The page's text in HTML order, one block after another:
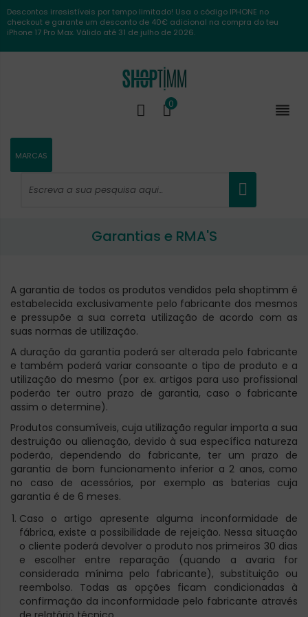
Descontos irresistíveis por tempo limitado! Usa o código IPHONE no
checkout e garante um desconto de 40€ adicional na compra do teu
iPhone 17 Pro Max. Válido até 31 de julho de 2026.

0
MARCAS
Garantias e RMA'S
A garantia de todos os produtos vendidos pela shoptimm é
estabelecida exclusivamente pelo fabricante dos mesmos
e pressupõe a sua correta utilização de acordo com as
suas normas de utilização.
A duração da garantia poderá ser alterada pelo fabricante
e também poderá variar consoante o tipo de produto e a
utilização do mesmo (por ex. artigos para uso profissional
poderão ter outro prazo de garantia, caso o fabricante
assim o determine).
Produtos consumíveis, cuja utilização regular importa a sua
destruição ou alienação, devido à sua específica natureza
poderão, dependendo do fabricante, ter um prazo de
garantia de bom funcionamento inferior a 2 anos, como
no caso de acessórios, por exemplo as baterias cuja
garantia é de 6 meses.
Caso o artigo apresente alguma inconformidade de
fábrica, existe a possibilidade de rejeição. Nessa situação
o cliente poderá devolver o produto nos primeiros 30 dias
e escolher entre reparação (quando a avaria for
considerada mínima pelo fabricante), substituição ou
reembolso. Todas as opções ficam condicionadas à
confirmação da inconformidade pelo fabricante através